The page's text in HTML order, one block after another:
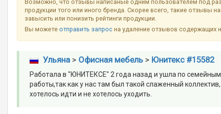
Возможно, что отзывы написаные одним пользователем под
продукции того или иного бренда. Скорее всего, такие отзывы
завысить или понизить рейтинги продукции.
Вы можетеотправить запрос на удаление отзывов
Ульяна> Офисная мебель> Юнитекс #15582
Работала в "ЮНИТЕКСЕ" 2 года назад и ушла по
работы,так как у нас там был такой слаженный
хотелось идти и не хотелось уходить.